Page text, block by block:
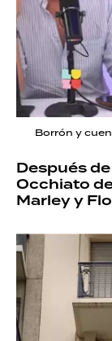
Borrón y
Después
Occhiato
Marley y